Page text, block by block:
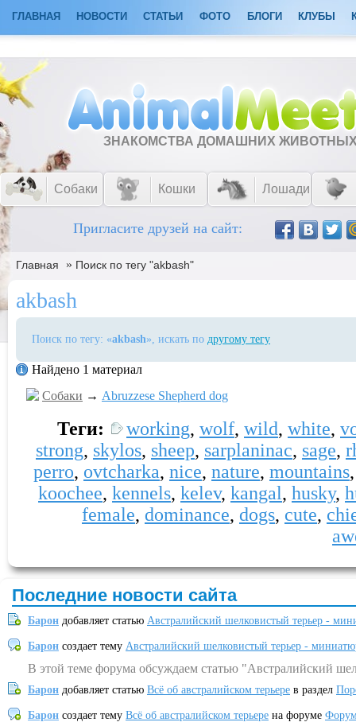
ГЛАВНАЯ НОВОСТИ СТАТЬИ ФОТО БЛОГИ КЛУБЫ
ЗНАКОМСТВА ДОМАШНИХ
Собаки Кошки Лошади
Пригласите друзей на сайт:
Главная » Поиск по тегу "akbash"
akbash
Поиск по тегу: «akbash», искать по другому тегу
Найдено 1 материал
Собаки → Abruzzese Shepherd dog
Теги: working, wolf, wild, white,
strong, skylos, sheep, sarplaninac, sage,
perro, ovtcharka, nice, nature, mountains
koochee, kennels, kelev, kangal, husky,
female, dominance, dogs, cute,
Последние новости сайта
Барон добавляет статью Австралийский шелковистый терьер -
Барон создает тему Австралийский шелковистый терьер -
В этой теме форума обсуждаем статью "Австралийский
Барон добавляет статью Всё об австралийском терьере в раздел
Барон создает тему Всё об австралийском терьере на форуме